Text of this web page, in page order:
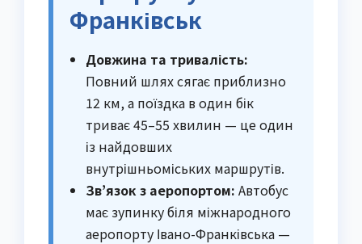
Франківськ
Довжина та тривалість:
Повний шлях сягає приблизно
12 км, а поїздка в один бік
триває 45–55 хвилин — це один
із найдовших
внутрішньоміських маршрутів.
Зв’язок з аеропортом: Автобус
має зупинку біля міжнародного
аеропорту Івано-Франківська —